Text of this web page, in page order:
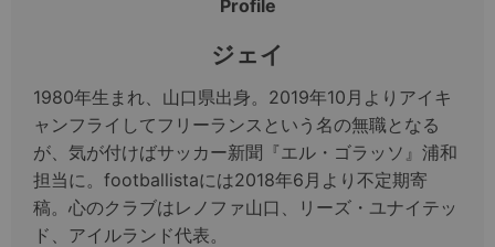
Profile
ジェイ
1980年生まれ、山口県出身。2019年10月よりアイキ
ャンフライしてフリーランスという名の無職となる
が、気が付けばサッカー新聞『エル・ゴラッソ』浦和
担当に。footballistaには2018年6月より不定期寄
稿。心のクラブはレノファ山口、リーズ・ユナイテッ
ド、アイルランド代表。